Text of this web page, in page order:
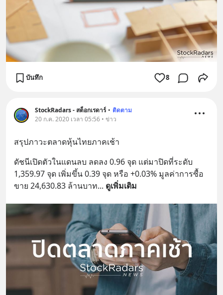
บันทึก 8
StockRadars - สต็อกเรดาร์ • ติดตาม
20 ก.ค. 2020 เวลา 05:56 • ข่าว
สรุปภาวะตลาดหุ้นไทยภาคเช้า
ดัชนีเปิดตัวในแดนลบ ลดลง 0.96 จุด แต่มาปิดที่ระดับ
1,359.97 จุด เพิ่มขึ้น 0.39 จุด หรือ +0.03% มูลค่าการซื้อ
ขาย 24,630.83 ล้านบาท... ดูเพิ่มเติม